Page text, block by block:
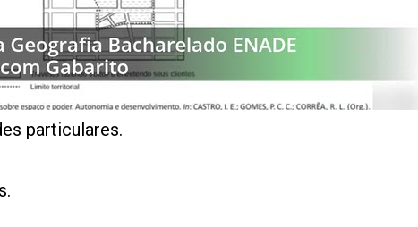
particulares.